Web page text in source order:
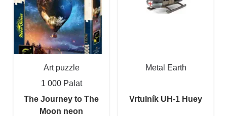
Art puzzle
1 000 Palat
The Journey to The
Moon neon
Metal Earth
Vrtulník UH-1 Huey